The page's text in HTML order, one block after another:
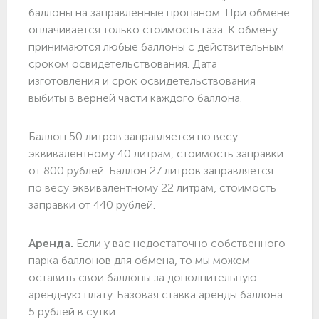
баллоны на заправленные пропаном. При обмене
оплачивается только стоимость газа. К обмену
принимаются любые баллоны с действительным
сроком освидетельствования. Дата
изготовления и срок освидетельствования
выбиты в верней части каждого баллона.
Баллон 50 литров заправляется по весу
эквивалентному 40 литрам, стоимость заправки
от 800 рублей. Баллон 27 литров заправляется
по весу эквивалентному 22 литрам, стоимость
заправки от 440 рублей.
Аренда. Если у вас недостаточно собственного
парка баллонов для обмена, то мы можем
оставить свои баллоны за дополнительную
арендную плату. Базовая ставка аренды баллона
5 рублей в сутки.